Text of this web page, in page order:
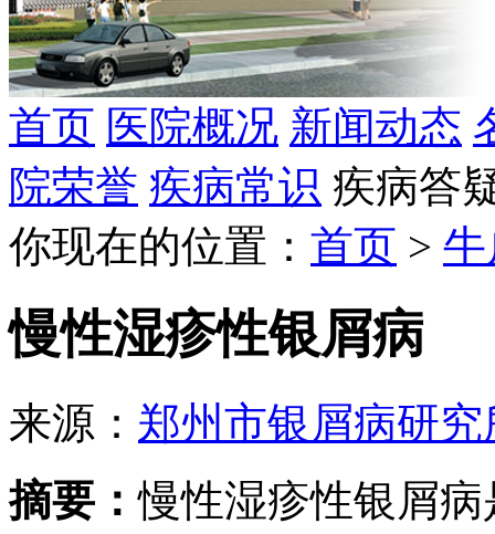
首页 医院概况 新闻动态
院荣誉 疾病常识 疾病答
你现在的位置： 首页 >
慢性湿疹性银屑病
来源： 郑州市银屑病研究
摘要：慢性湿疹性银屑